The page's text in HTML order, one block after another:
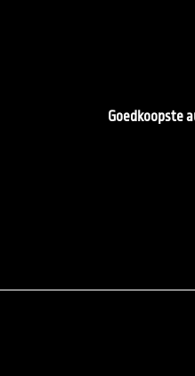
Goedkoopste